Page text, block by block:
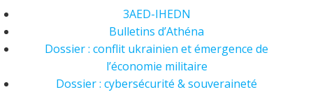
3AED-IHEDN
Bulletins d’Athéna
Dossier : conflit ukrainien et émergence de
l’économie militaire
Dossier : cybersécurité & souveraineté